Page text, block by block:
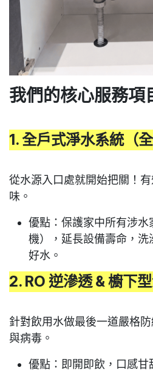
我們的核心服務項
1. 全戶式淨水系統（全
從水源入口處就開始把關！
味。
優點 ：保護家中所有涉
機），延長設備壽命，
好水。
2. RO 逆滲透 & 櫥下
針對飲用水做最後一道嚴格
與病毒。
優點 ：即開即飲，口感